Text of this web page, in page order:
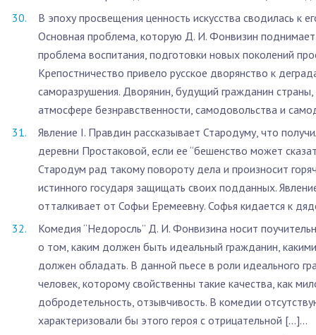
В эпоху просвещения ценность искусства сводилась к
Основная проблема, которую Д. И. Фонвизин
проблема воспитания, подготовки новых поколений
Крепостничество привело русское дворянство к
саморазрушения. Дворянин, будущий гражданин
атмосфере безнравственности, самодовольства и
Явление I. Правдин рассказывает Стародуму, что
деревни Простаковой, если ее “бешенство может
Стародум рад такому повороту дела и произносит
истинного государя защищать своих подданных.
отталкивает от Софьи Еремеевну. Софья кидается к
Комедия “Недоросль” Д. И. Фонвизина носит
о том, каким должен быть идеальный гражданин,
должен обладать. В данной пьесе в роли идеального
человек, которому свойственны такие качества, как
добродетельность, отзывчивость. В комедии
характеризовали бы этого героя с отрицательной […]...